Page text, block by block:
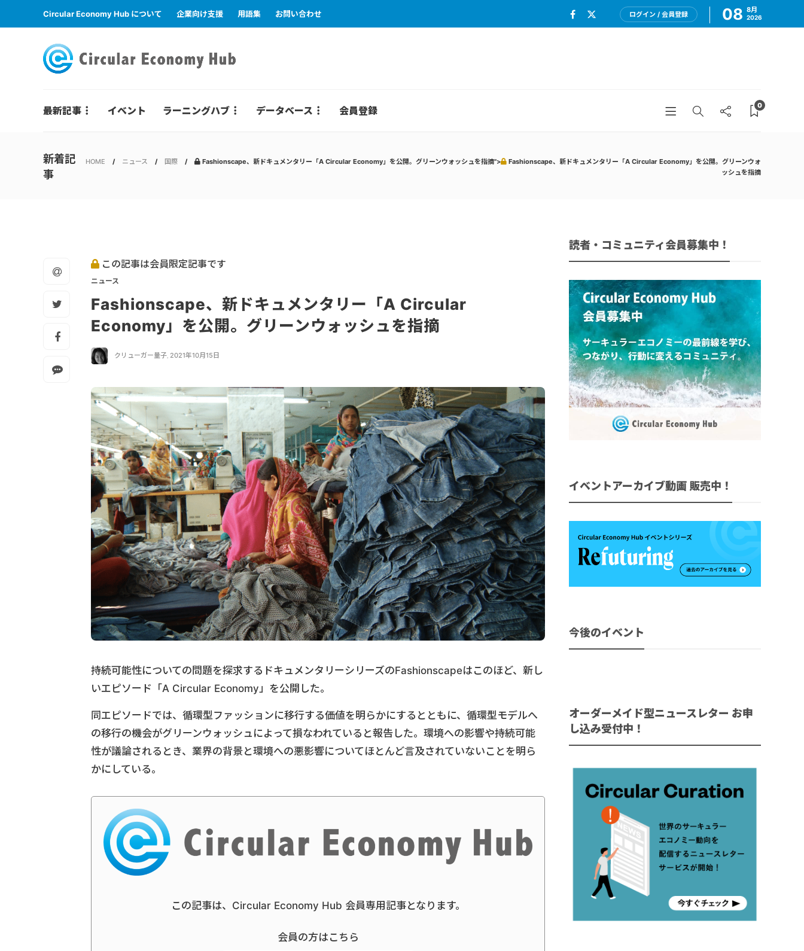
Circular Economy Hub について 企業向け支援 用語集 お問い合わせ ログイン / 会員登録 08 8月
2026
最新記事 イベント ラーニングハブ データベース 会員登録 0
新着記
事
HOME ニュース 国際 Fashionscape、新ドキュメンタリー「A Circular Economy」を公開。グリーンウォッシュを指摘">
Fashionscape、新ドキュメンタリー「A Circular Economy」を公開。グリーンウォ
ッシュを指摘
この記事は会員限定記事です
ニュース
Fashionscape、新ドキュメンタリー「A Circular
Economy」を公開。グリーンウォッシュを指摘
クリューガー量子, 2021年10月15日
持続可能性についての問題を探求するドキュメンタリーシリーズのFashionscapeはこのほど、新し
いエピソード「A Circular Economy」を公開した。
同エピソードでは、循環型ファッションに移行する価値を明らかにするとともに、循環型モデルへ
の移行の機会がグリーンウォッシュによって損なわれていると報告した。環境への影響や持続可能
性が議論されるとき、業界の背景と環境への悪影響についてほとんど言及されていないことを明ら
かにしている。
この記事は、Circular Economy Hub 会員専用記事となります。
会員の方はこちら
読者・コミュニティ会員募集中！
イベントアーカイブ動画 販売中！
今後のイベント
オーダーメイド型ニュースレター お申
し込み受付中！